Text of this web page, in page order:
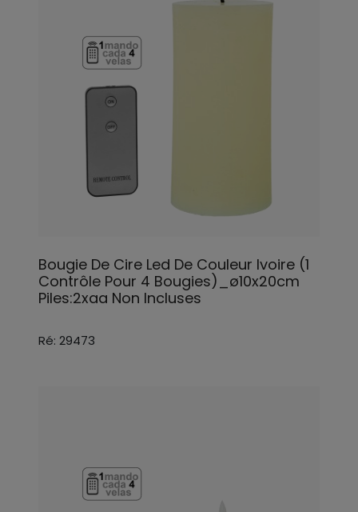
Bougie De Cire Led De Couleur Ivoire (1
Contrôle Pour 4 Bougies)_ø10x20cm
Piles:2xaa Non Incluses
Ré: 29473